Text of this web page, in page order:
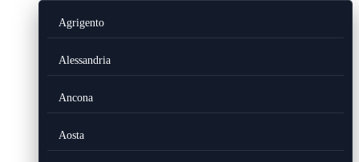
Agrigento
Alessandria
Ancona
Aosta